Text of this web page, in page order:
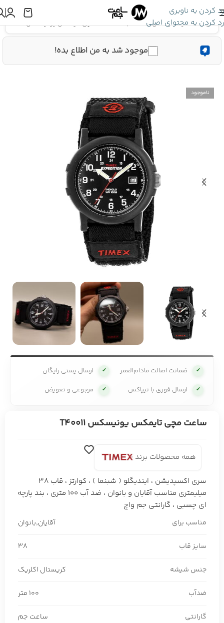
رد کردن به ناوبری
رد کردن به محتوای اصلی
اینجا هستید:تایمکس Expedition »ساعت مچی تایمکس یونیسکس T40011
موجود شد به من اطلاع بده!
ناموجود
✔ ضمانت اصالت مادام‌العمر ✔ ارسال پستی رایگان
✔ ارسال فوری با تیپاکس ✔ مرجوعی و تعویض
ساعت مچی تایمکس یونیسکس T40011
همه محصولات برند
سری اکسپدیشن ، ایندیگلو ( شبنما ) ، کوارتز ، قاب 38
میلیمتری مناسب آقایان و بانوان ، ضد آب 100 متری ، بند پارچه
ای چسبی ، گارانتی جم واچ
مناسب برای آقایان,بانوان
سایز قاب 38
جنس شیشه کریستال اکلریک
ضدآب 100 متر
گارانتی ساعت جم